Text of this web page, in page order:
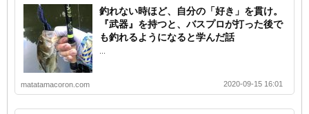
釣れない時ほど、自分の「好き」を貫け。
『武器』を持つと、バスプロが打った後で
も釣れるようになると学んだ話
matatamacoron.com 2020-09-15 16:01